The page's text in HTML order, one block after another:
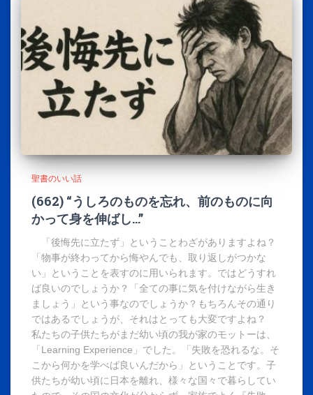
聖書のいい話
(662) “うしろのものを忘れ、前のものに向
かって身を伸ばし…”
「後悔先に立たず」ということわざがありますよね？
「物事が終わってから悔やんでも、取り返しがつかな
い」ということを表すのに用いられます。ではどうすれ
ば良いのでしょうか？「全ての事に気を付けながら生き
ましょう」という事なのでしょうか？もちろんその通り
ではあるでしょうが、それはとっても大変ですよね？
私たちの子供たちがまだ幼い頃の我が家のモットーは、
「Learning Experience」でした。「失敗を恐れるな。そ
こから何かを学べば良いんだから」ということです。子
供たちが幼い頃に日本を離れ、様々な国々で暮らしてい